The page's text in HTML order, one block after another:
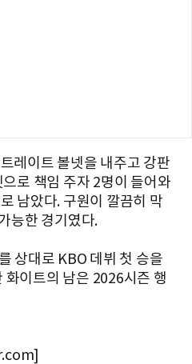
레이트 볼넷을 내주고 강판
로 책임 주자 2명이 들어와
남았다. 구원이 깔끔히 막
능한 경기였다.
상대로 KBO 데뷔 첫 승을
화이트의 남은 2026시즌 행